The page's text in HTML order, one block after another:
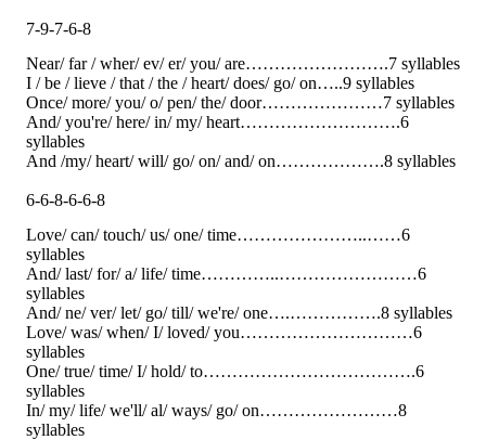
7-9-7-6-8
Near/ far / wher/ ev/ er/ you/ are…………………….7 syllables
I / be / lieve / that / the / heart/ does/ go/ on…..9 syllables
Once/ more/ you/ o/ pen/ the/ door…………………7 syllables
And/ you're/ here/ in/ my/ heart……………………….6
syllables
And /my/ heart/ will/ go/ on/ and/ on……………….8 syllables
6-6-8-6-6-8
Love/ can/ touch/ us/ one/ time…………………..……6
syllables
And/ last/ for/ a/ life/ time…………..……………………6
syllables
And/ ne/ ver/ let/ go/ till/ we're/ one….…………….8 syllables
Love/ was/ when/ I/ loved/ you…………………………6
syllables
One/ true/ time/ I/ hold/ to……………………………….6
syllables
In/ my/ life/ we'll/ al/ ways/ go/ on……………………8
syllables